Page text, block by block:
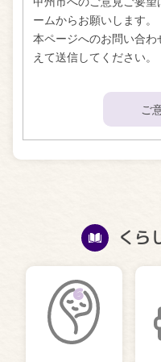
ームからお願いします。
本ページへのお問い合
えて送信してください。
ご
くら